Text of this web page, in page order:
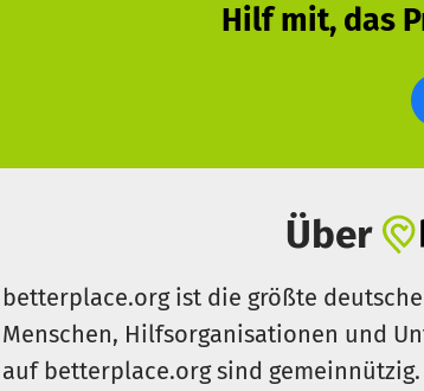
Hilf mit, das
Über
betterplace.org ist die größte
Menschen, Hilfsorganisationen und
auf betterplace.org sind